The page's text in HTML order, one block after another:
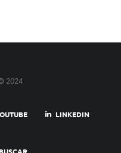
2024
LINKEDIN
BUSCAR